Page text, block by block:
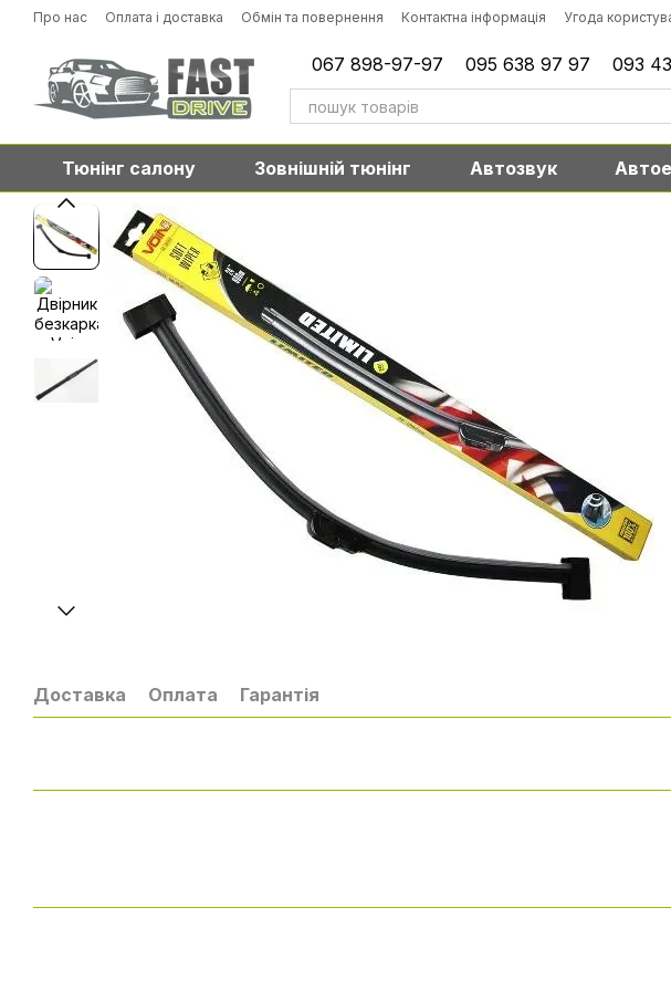
Перейти до основного контенту
Про нас Оплата і доставка Обмін та повернення Контактна інформація Угода
067 898-97-97 095 638 97 97 093
Тюнінг салону Зовнішній тюнінг Автозвук
Доставка Оплата Гарантія